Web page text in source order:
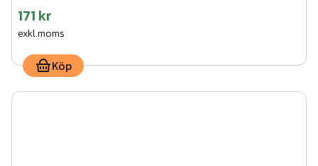
171 kr
exkl.moms
Köp